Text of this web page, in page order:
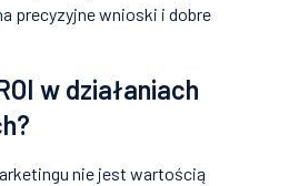
precyzyjne wnioski i dobre
w działaniach
nie jest wartością